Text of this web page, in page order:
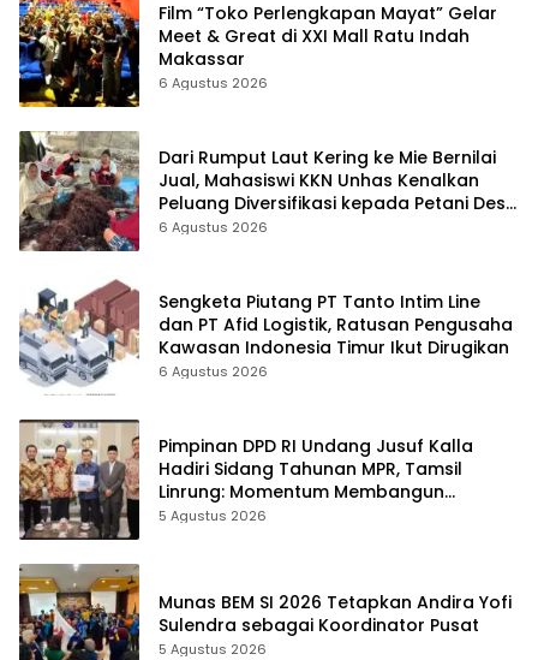
Film “Toko Perlengkapan Mayat” Gelar
Meet & Great di XXI Mall Ratu Indah
Makassar
6 Agustus 2026
Dari Rumput Laut Kering ke Mie Bernilai
Jual, Mahasiswi KKN Unhas Kenalkan
Peluang Diversifikasi kepada Petani Desa
Baruga
6 Agustus 2026
Sengketa Piutang PT Tanto Intim Line
dan PT Afid Logistik, Ratusan Pengusaha
Kawasan Indonesia Timur Ikut Dirugikan
6 Agustus 2026
Pimpinan DPD RI Undang Jusuf Kalla
Hadiri Sidang Tahunan MPR, Tamsil
Linrung: Momentum Membangun
Solidaritas Kepemimpinan Bangsa
5 Agustus 2026
Munas BEM SI 2026 Tetapkan Andira Yofi
Sulendra sebagai Koordinator Pusat
5 Agustus 2026